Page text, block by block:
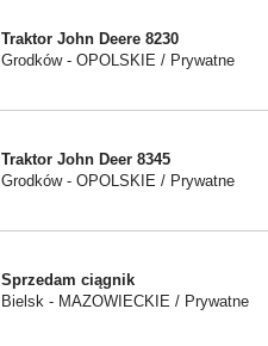
Traktor John Deere 8230
Grodków - OPOLSKIE / Prywatne
Traktor John Deer 8345
Grodków - OPOLSKIE / Prywatne
Sprzedam ciągnik
Bielsk - MAZOWIECKIE / Prywatne